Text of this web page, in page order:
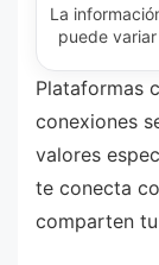
La
puede
Plataformas
conexiones
valores
te conecta
comparten